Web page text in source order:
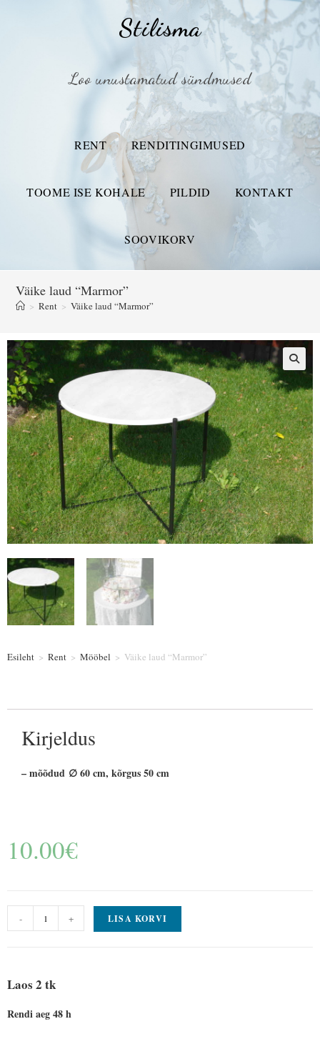
Stilisma
Loo unustamatud sündmused
RENT RENDITINGIMUSED
TOOME ISE KOHALE PILDID KONTAKT
SOOVIKORV
Väike laud “Marmor”
> Rent > Väike laud “Marmor”
Esileht > Rent > Mööbel > Väike laud “Marmor”
Kirjeldus
– mõõdud ∅ 60 cm, kõrgus 50 cm
10.00€
- + LISA KORVI
Laos 2 tk
Rendi aeg 48 h